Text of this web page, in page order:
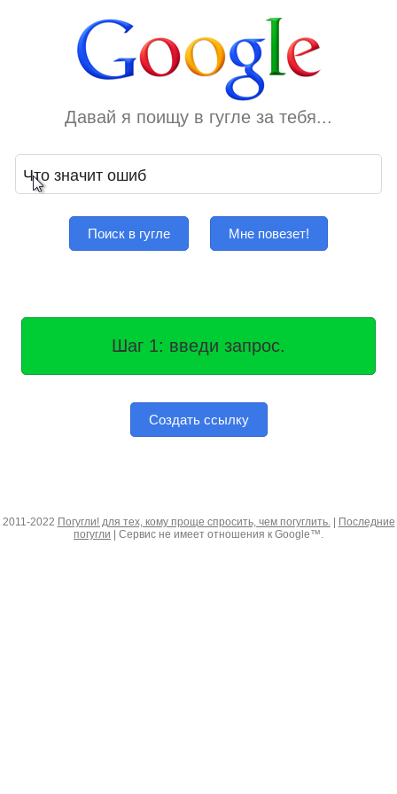
Давай я поищу в гугле за тебя...
Поиск в гугле Мне повезет!
Шаг 1: введи запрос.
Создать ссылку
2011-2022 Погугли! для тех, кому проще спросить, чем погуглить.|
Последние
погугли | Сервис не имеет отношения к Google™.